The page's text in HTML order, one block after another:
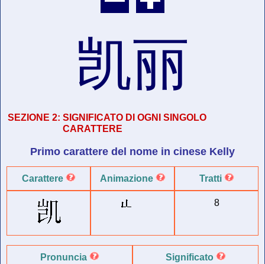
凯丽
SEZIONE 2: SIGNIFICATO DI OGNI SINGOLO
CARATTERE
Primo carattere del nome in cinese Kelly
Carattere Animazione Tratti
8
Pronuncia Significato